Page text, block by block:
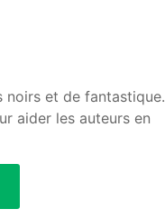
noirs et de fantastique.
aider les auteurs en